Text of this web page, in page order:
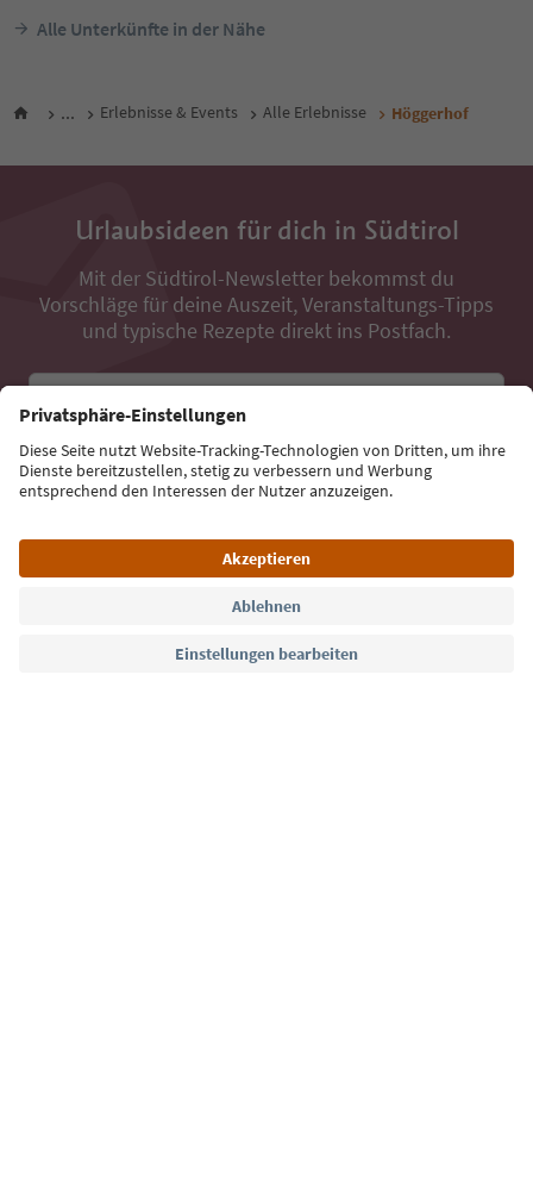
Alle Unterkünfte in der Nähe
... Erlebnisse & Events Alle Erlebnisse Höggerhof
Urlaubsideen für dich in Südtirol
Mit der Südtirol-Newsletter bekommst du
Vorschläge für deine Auszeit, Veranstaltungs-Tipps
und typische Rezepte direkt ins Postfach.
Jetzt anmelden